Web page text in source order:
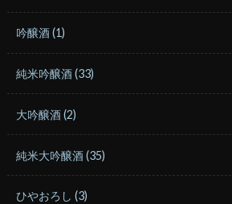
吟醸酒(1)
純米吟醸酒(33)
大吟醸酒(2)
純米大吟醸酒(35)
ひやおろし(3)